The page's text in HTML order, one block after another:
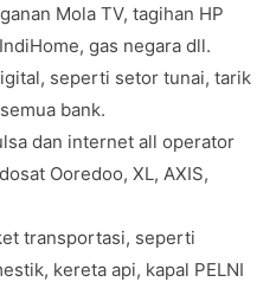
Mola TV, tagihan HP
gas negara dll.
seperti setor tunai, tarik
bank.
dan internet all operator
Ooredoo, XL, AXIS,
transportasi, seperti
kereta api, kapal PELNI